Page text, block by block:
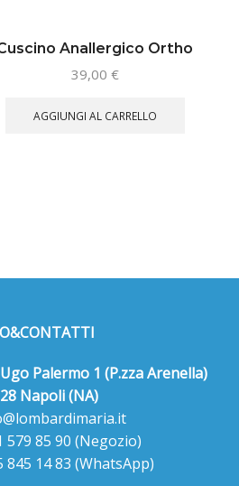
Anallergico Ortho
39,00 €
AGGIUNGI AL CARRELLO
Palermo 1 (P.zza Arenella)
Napoli (NA)
579 85 90 (Negozio)
845 14 83 (WhatsApp)